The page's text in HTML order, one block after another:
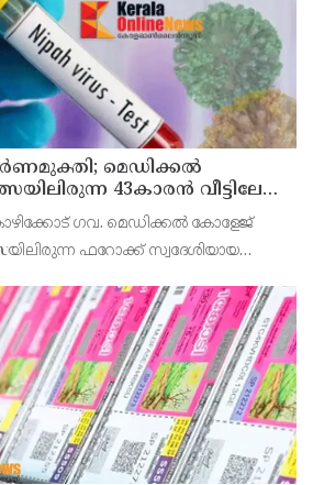
മെഡിക്കൽ
43കാരൻ വീട്ടിലേക്ക്
ഗവ. മെഡിക്കൽ കോളേജ്
ഫറോക്ക് സ്വദേശിയായ